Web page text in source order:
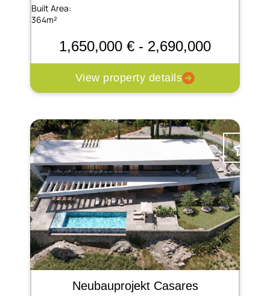
Built Area:
364m²
1,650,000 € - 2,690,000
View property details
Neubauprojekt Casares